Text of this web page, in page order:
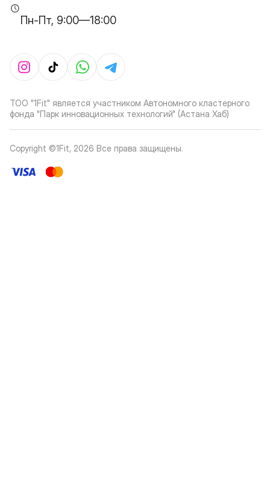
Пн-Пт, 9:00—18:00
ТОО "1Fit" является участником Автономного кластерного
фонда "Парк инновационных технологий" (Астана Хаб)
Copyright ©1Fit, 2026 Все права защищены.